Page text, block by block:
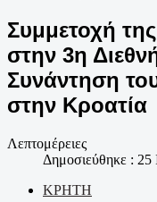
Συμμετοχή
στην 3η
Συνάντηση
στην Κροατία
Λεπτομέρειες
Δημοσιεύθηκε : 25
ΚΡΗΤΗ